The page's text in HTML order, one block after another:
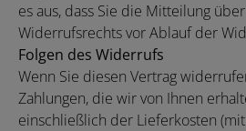
es aus, dass Sie die Mitteilung
Widerrufsrechts vor Ablauf der
Folgen des Widerrufs
Wenn Sie diesen Vertrag
Zahlungen, die wir von Ihnen
einschließlich der Lieferkosten